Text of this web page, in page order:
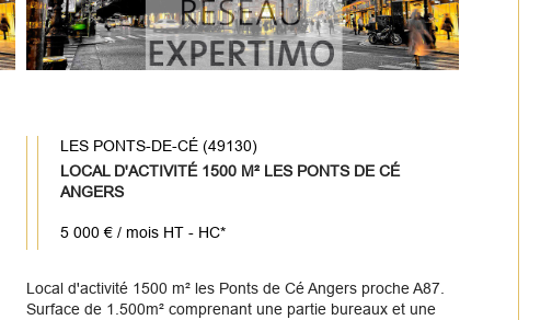
LES PONTS-DE-CÉ (49130)
LOCAL D'ACTIVITÉ 1500 M² LES PONTS DE CÉ
ANGERS
5 000 € / mois HT - HC*
Local d'activité 1500 m² les Ponts de Cé Angers proche A87.
Surface de 1.500m² comprenant une partie bureaux et une